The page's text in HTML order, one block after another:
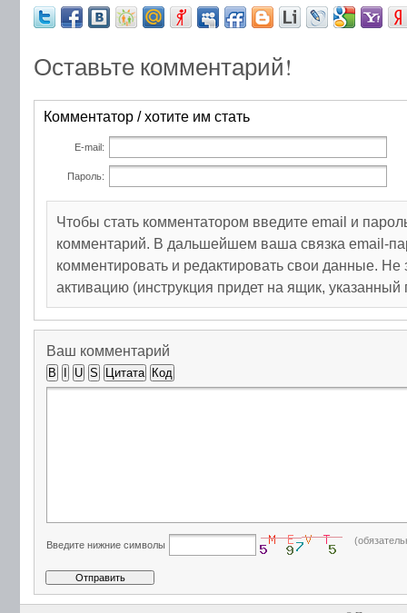
Оставьте комментарий!
Комментатор / хотите им стать
E-mail:
Пароль:
Чтобы стать комментатором введите email и
комментарий. В дальшейшем ваша связка email-
комментировать и редактировать свои данные. Не
активацию (инструкция придет на ящик, указанный
Ваш комментарий
B U S Цитата Код
Введите нижние символы